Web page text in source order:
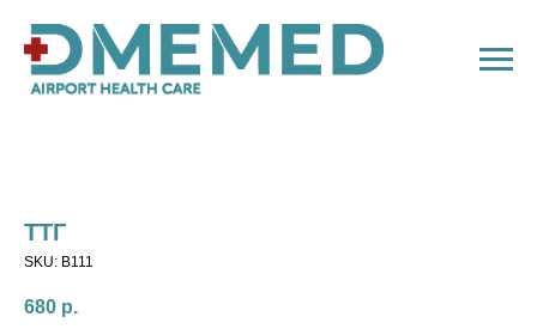
ТТГ
SKU: B111
680 р.